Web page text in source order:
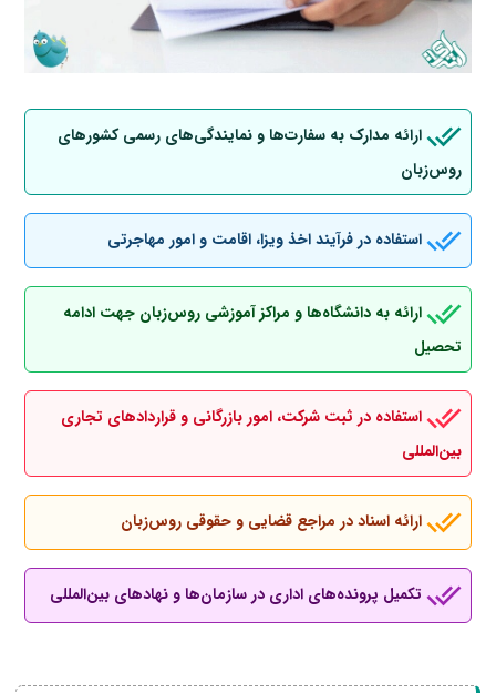
ارائه مدارک به سفارت‌ها و نمایندگی‌های رسمی کشورهای
روس‌زبان
استفاده در فرآیند اخذ ویزا، اقامت و امور مهاجرتی
ارائه به دانشگاه‌ها و مراکز آموزشی روس‌زبان جهت ادامه
تحصیل
استفاده در ثبت شرکت، امور بازرگانی و قراردادهای تجاری
بین‌المللی
ارائه اسناد در مراجع قضایی و حقوقی روس‌زبان
تکمیل پرونده‌های اداری در سازمان‌ها و نهادهای بین‌المللی